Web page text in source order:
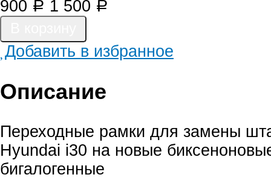
900 Р 1 500 Р
Добавить в избранное
Описание
Переходные рамки для замены
Hyundai i30 на новые
бигалогенные